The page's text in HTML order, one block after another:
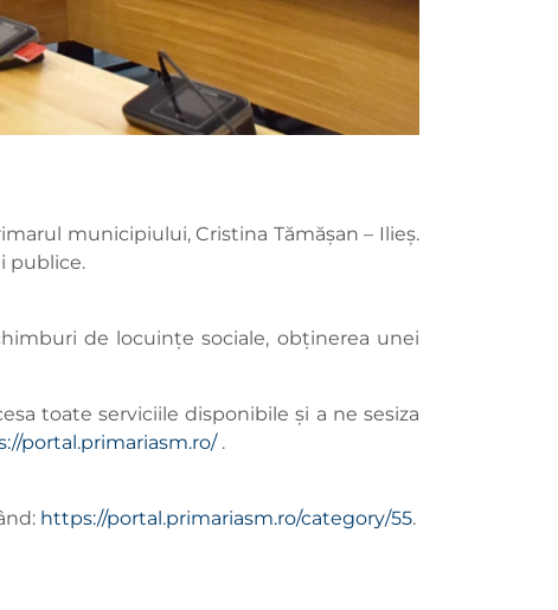
municipiului, Cristina Tămășan – Ilieș.
publice.
de locuințe sociale, obținerea unei
toate serviciile disponibile și a ne sesiza
portal.primariasm.ro/.
https://portal.primariasm.ro/category/55.